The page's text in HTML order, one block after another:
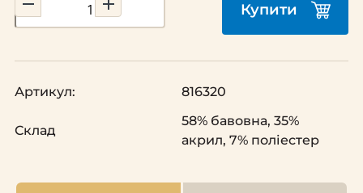
Купити
Артикул: 816320
Склад
58% бавовна, 35%
акрил, 7% поліестер